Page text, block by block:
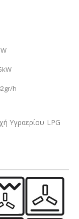
h
Υγραερίου LPG